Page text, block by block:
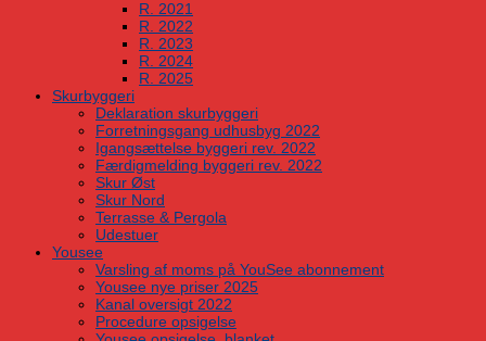
R. 2021
R. 2022
R. 2023
R. 2024
R. 2025
Skurbyggeri
Deklaration skurbyggeri
Forretningsgang udhusbyg 2022
Igangsættelse byggeri rev. 2022
Færdigmelding byggeri rev. 2022
Skur Øst
Skur Nord
Terrasse & Pergola
Udestuer
Yousee
Varsling af moms på YouSee abonnement
Yousee nye priser 2025
Kanal oversigt 2022
Procedure opsigelse